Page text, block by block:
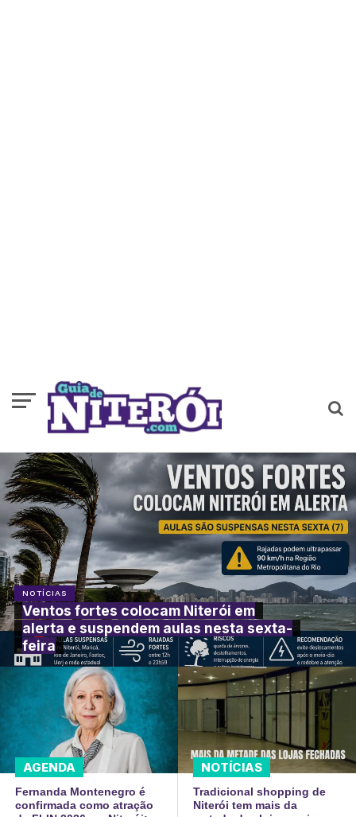
NOTÍCIAS
Ventos fortes colocam Niterói em
alerta e suspendem aulas nesta sexta-
feira
AGENDA
Fernanda Montenegro é
confirmada como atração
NOTÍCIAS
Tradicional shopping de
Niterói tem mais da